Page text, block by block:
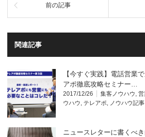
前の記事
関連記事
【今すぐ実践】電話営業
アポ徹底攻略セミナー…
2017/12/26 集客ノウハウ, 営
ウハウ, テレアポ, ノウハウ記事
ニュースレターに書くべ